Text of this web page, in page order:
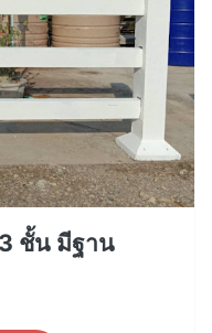
ชั้น มีฐาน